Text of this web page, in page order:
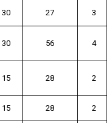
30 27 3
30 56 4
15 28 2
15 28 2